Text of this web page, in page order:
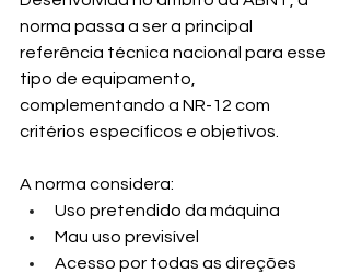
norma passa a ser a principal
referência técnica nacional para esse
tipo de equipamento,
complementando a NR-12 com
critérios específicos e objetivos.
A norma considera:
Uso pretendido da máquina
Mau uso previsível
Acesso por todas as direções